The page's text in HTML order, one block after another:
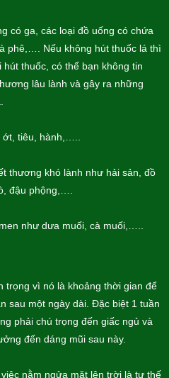
có ga, các loại đồ uống có chứa
phê,…. Nếu không hút thuốc lá thì
thuốc, có thể bạn không tin
lâu lành và gây ra những
tiêu, hành,…..
thương khó lành như hải sản, đồ
đậu phộng,….
như dưa muối, cà muối,…..
trọng vì nó là khoảng thời gian để
sau một ngày dài. Đặc biệt 1 tuần
phải chú trọng đến giấc ngủ và
đến dáng mũi sau này.
nằm ngửa mặt lên trời là tư thế